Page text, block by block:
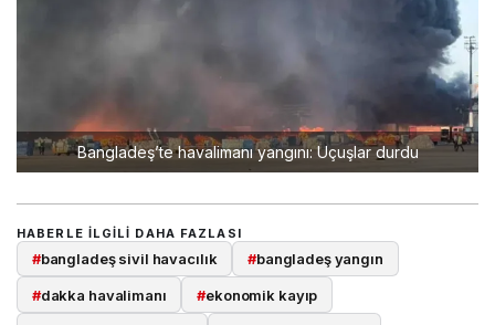
Bangladeş’te havalimanı yangını: Uçuşlar durdu
HABERLE ILGILI DAHA FAZLASI
#bangladeş sivil havacılık #bangladeş yangın
#dakka havalimanı #ekonomik kayıp